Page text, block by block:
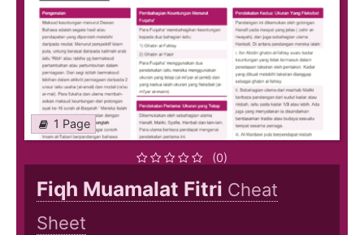
1 Page
(0)
Fiqh Muamalat Fitri Cheat
Sheet